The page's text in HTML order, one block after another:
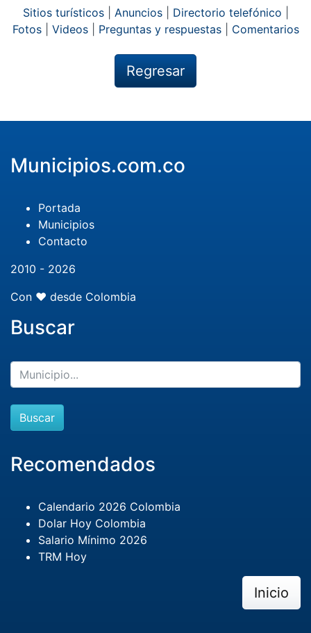
Sitios turísticos| Anuncios| Directorio telefónico
Fotos| Videos| Preguntas y respuestas| Comentarios
Regresar
Municipios.com.co
Portada
Municipios
Contacto
2010 - 2026
Con ❤️ desde Colombia
Buscar
Buscar
Recomendados
Calendario 2026 Colombia
Dolar Hoy Colombia
Salario Mínimo 2026
TRM Hoy
Inicio